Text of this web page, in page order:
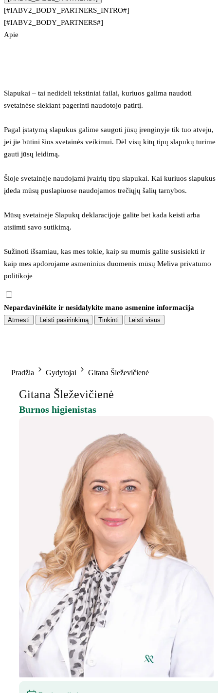
[#IABV2_BODY_PARTNERS_INTRO#]
[#IABV2_BODY_PARTNERS#]
Apie
Slapukai – tai nedideli tekstiniai failai, kuriuos galima naudoti
svetainėse siekiant pagerinti naudotojo patirtį.
Pagal įstatymą slapukus galime saugoti jūsų įrenginyje tik tuo atveju,
jei jie būtini šios svetainės veikimui. Dėl visų kitų tipų slapukų turime
gauti jūsų leidimą.
Šioje svetainėje naudojami įvairių tipų slapukai. Kai kuriuos slapukus
įdeda mūsų puslapiuose naudojamos trečiųjų šalių tarnybos.
Mūsų svetainėje Slapukų deklaracijoje galite bet kada keisti arba
atsiimti savo sutikimą.
Sužinoti išsamiau, kas mes tokie, kaip su mumis galite susisiekti ir
kaip mes apdorojame asmeninius duomenis mūsų Meliva privatumo
politikoje
Nepardavinėkite ir nesidalykite mano asmenine informacija
Atmesti Leisti pasirinkimą Tinkinti Leisti visus
Pradžia Gydytojai Gitana Šleževičienė
Gitana Šleževičienė
Burnos higienistas